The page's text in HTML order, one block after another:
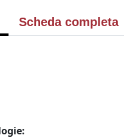
Scheda completa